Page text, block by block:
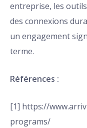
entreprise, les
des connexions
un engagement
terme.
Références :
[1] https://
programs/